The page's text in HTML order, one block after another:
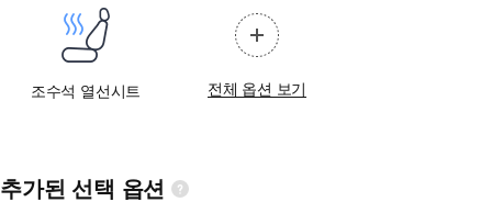
조수석 열선시트 전체 옵션 보기
추가된 선택 옵션